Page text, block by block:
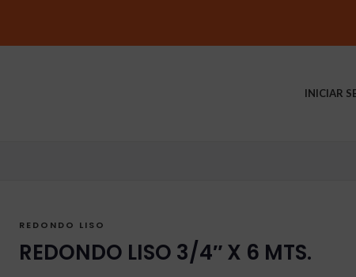
INICIAR
REDONDO LISO
REDONDO LISO 3/4″ X 6 MTS.